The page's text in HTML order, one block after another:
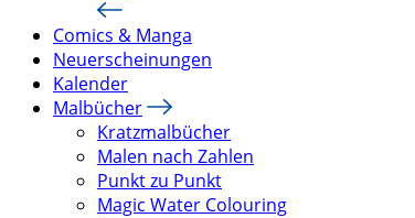
Comics & Manga
Neuerscheinungen
Kalender
Malbücher
Kratzmalbücher
Malen nach Zahlen
Punkt zu Punkt
Magic Water Colouring